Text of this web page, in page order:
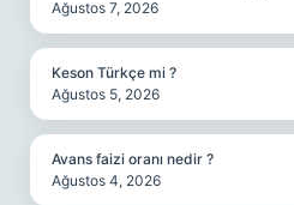
Ağustos 7, 2026
Keson Türkçe mi ?
Ağustos 5, 2026
Avans faizi oranı nedir ?
Ağustos 4, 2026